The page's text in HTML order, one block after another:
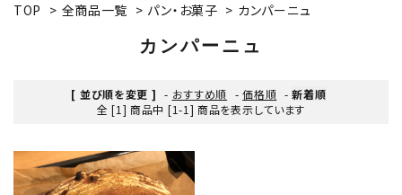
TOP > 全商品一覧 > パン・お菓子 > カンパーニュ
カンパーニュ
[ 並び順を変更 ] - おすすめ順 -価格順 -新着順
全 [1] 商品中 [1-1] 商品を表示しています
favorite